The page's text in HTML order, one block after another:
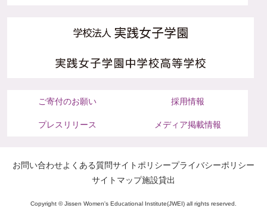
ご寄付のお願い 採用情報
プレスリリース メディア掲載情報
お問い合わせよくある質問サイトポリシープライバシーポリシー
サイトマップ施設貸出
Copyright © Jissen Women's Educational Institute(JWEI) all rights reserved.